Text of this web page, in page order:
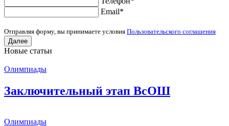
Еmail*
Отправляя форму, вы принимаете условия Пользовательского соглашения
Далее
Новые статьи
Олимпиады
Заключительный этап ВсОШ
Олимпиады